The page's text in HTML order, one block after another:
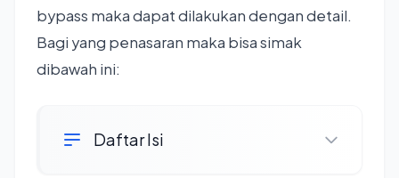
bypass maka dapat dilakukan dengan detail.
Bagi yang penasaran maka bisa simak
dibawah ini:
Daftar Isi